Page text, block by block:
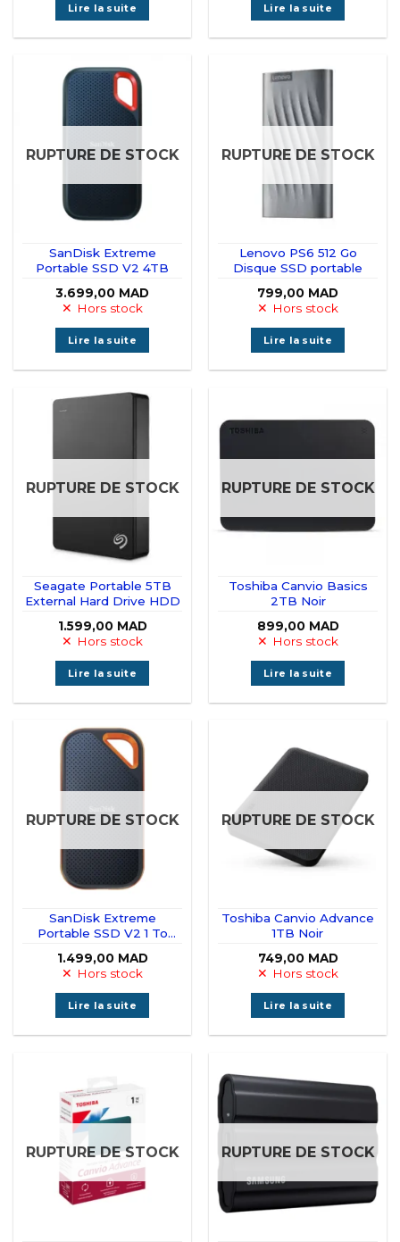
Lire la suite Lire la suite
RUPTURE DE STOCK
SanDisk Extreme
Portable SSD V2 4TB
3.699,00 MAD
Hors stock
Lire la suite
RUPTURE DE STOCK
Lenovo PS6 512 Go
Disque SSD portable
799,00 MAD
Hors stock
Lire la suite
RUPTURE DE STOCK
Seagate Portable 5TB
External Hard Drive HDD
1.599,00 MAD
Hors stock
Lire la suite
RUPTURE DE STOCK
Toshiba Canvio Basics
2TB Noir
899,00 MAD
Hors stock
Lire la suite
RUPTURE DE STOCK
SanDisk Extreme
Portable SSD V2 1 To
1.499,00 MAD
Hors stock
Lire la suite
RUPTURE DE STOCK
Toshiba Canvio Advance
1TB Noir
749,00 MAD
Hors stock
Lire la suite
RUPTURE DE STOCK RUPTURE DE STOCK